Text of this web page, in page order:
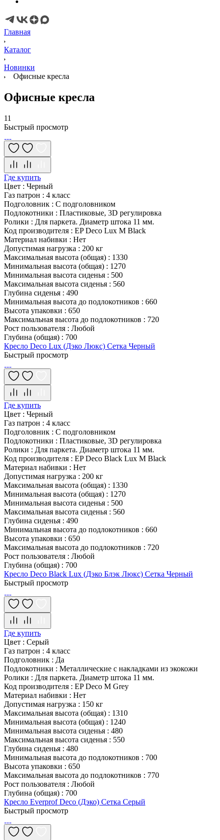
Главная
Каталог
Новинки
Офисные кресла
Офисные кресла
11
Быстрый просмотр
Где купить
Цвет : Черный
Газ патрон : 4 класс
Подголовник : С подголовником
Подлокотники : Пластиковые, 3D регулировка
Ролики : Для паркета. Диаметр штока 11 мм.
Код производителя : EP Deco Lux M Black
Материал набивки : Нет
Допустимая нагрузка : 200 кг
Максимальная высота (общая) : 1330
Минимальная высота (общая) : 1270
Минимальная высота сиденья : 500
Максимальная высота сиденья : 560
Глубина сиденья : 490
Минимальная высота до подлокотников : 660
Высота упаковки : 650
Максимальная высота до подлокотников : 720
Рост пользователя : Любой
Глубина (общая) : 700
Кресло Deco Lux (Дэко Люкс) Сетка Черный
Быстрый просмотр
Где купить
Цвет : Черный
Газ патрон : 4 класс
Подголовник : С подголовником
Подлокотники : Пластиковые, 3D регулировка
Ролики : Для паркета. Диаметр штока 11 мм.
Код производителя : EP Deco Black Lux M Black
Материал набивки : Нет
Допустимая нагрузка : 200 кг
Максимальная высота (общая) : 1330
Минимальная высота (общая) : 1270
Минимальная высота сиденья : 500
Максимальная высота сиденья : 560
Глубина сиденья : 490
Минимальная высота до подлокотников : 660
Высота упаковки : 650
Максимальная высота до подлокотников : 720
Рост пользователя : Любой
Глубина (общая) : 700
Кресло Deco Black Lux (Дэко Блэк Люкс) Сетка Черный
Быстрый просмотр
Где купить
Цвет : Серый
Газ патрон : 4 класс
Подголовник : Да
Подлокотники : Металлические с накладками из экокожи
Ролики : Для паркета. Диаметр штока 11 мм.
Код производителя : EP Deco M Grey
Материал набивки : Нет
Допустимая нагрузка : 150 кг
Максимальная высота (общая) : 1310
Минимальная высота (общая) : 1240
Минимальная высота сиденья : 480
Максимальная высота сиденья : 550
Глубина сиденья : 480
Минимальная высота до подлокотников : 700
Высота упаковки : 650
Максимальная высота до подлокотников : 770
Рост пользователя : Любой
Глубина (общая) : 700
Кресло Everprof Deco (Дэко) Сетка Серый
Быстрый просмотр